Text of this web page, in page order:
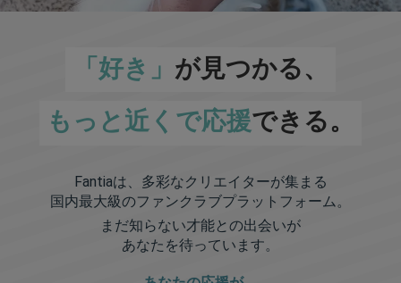
「好き」 が見つかる、
もっと近くで応援できる。
Fantiaは、多彩なクリエイターが集まる
国内最大級のファンクラブプラットフォーム。
まだ知らない才能との出会いが
あなたを待っています。